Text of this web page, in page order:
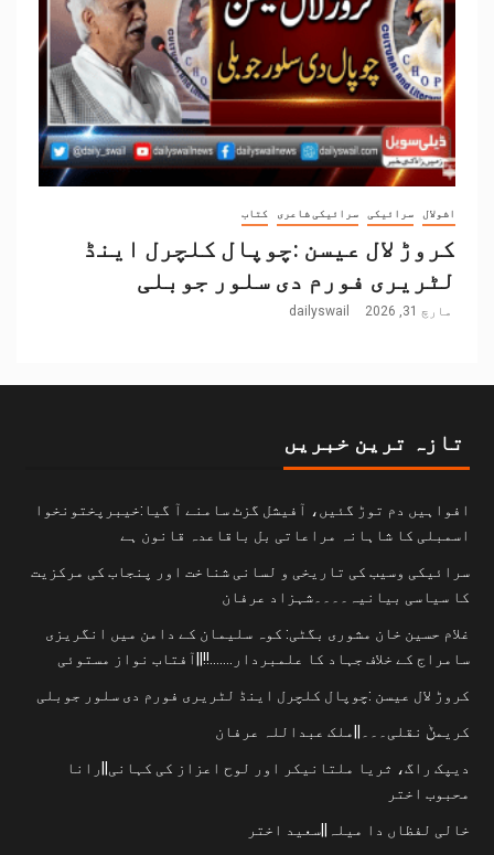
اشولال سرائیکی سرائیکی شاعری کتاب
کروڑ لال عیسن :چوپال کلچرل اینڈ
لٹریری فورم دی سلور جوبلی
مارچ 31, 2026 dailyswail
تازہ ترین خبریں
افواہیں دم توڑ گئیں، آفیشل گزٹ سامنے آ گیا:خیبرپختونخوا
اسمبلی کا شاہانہ مراعاتی بل باقاعدہ قانون ہے
سرائیکی وسیب کی تاریخی و لسانی شناخت اور پنجاب کی مرکزیت
کا سیاسی بیانیہ۔۔۔۔شہزاد عرفان
غلام حسین خان مشوری بگٹی: کوہ سلیمان کے دامن میں انگریزی
سامراج کے خلاف جہاد کا علمبردار…….!!||آفتاب نواز مستوئی
کروڑ لال عیسن :چوپال کلچرل اینڈ لٹریری فورم دی سلور جوبلی
کریمݨ نقلی۔۔۔||ملک عبداللہ عرفان
دیپک راگ، ثریا ملتانیکر اور لوح اعزاز کی کہانی||رانا
محبوب اختر
خالی لفظاں دا میلہ||سعید اختر